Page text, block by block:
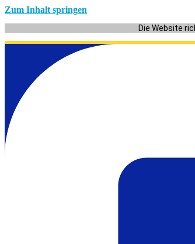
Zum Inhalt springen
Die Website